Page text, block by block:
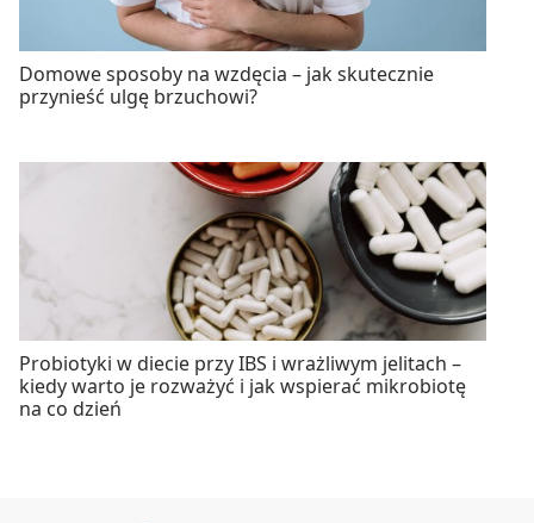
Domowe sposoby na wzdęcia – jak skutecznie
przynieść ulgę brzuchowi?
Probiotyki w diecie przy IBS i wrażliwym jelitach –
kiedy warto je rozważyć i jak wspierać mikrobiotę
na co dzień